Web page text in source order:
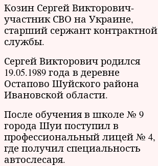
Козин Сергей Викторович-
участник СВО на Украине,
старший сержант контрактной
службы.
Сергей Викторович родился
19.05.1989 года в деревне
Остапово Шуйского района
Ивановской области.
После обучения в школе № 9
города Шуи поступил в
профессиональный лицей № 4,
где получил специальность
автослесаря.